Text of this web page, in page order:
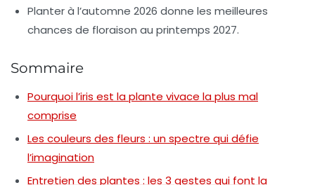
Planter à l’automne 2026 donne les meilleures
chances de floraison au printemps 2027.
Sommaire
Pourquoi l’iris est la plante vivace la plus mal
comprise
Les couleurs des fleurs : un spectre qui défie
l’imagination
Entretien des plantes : les 3 gestes qui font la